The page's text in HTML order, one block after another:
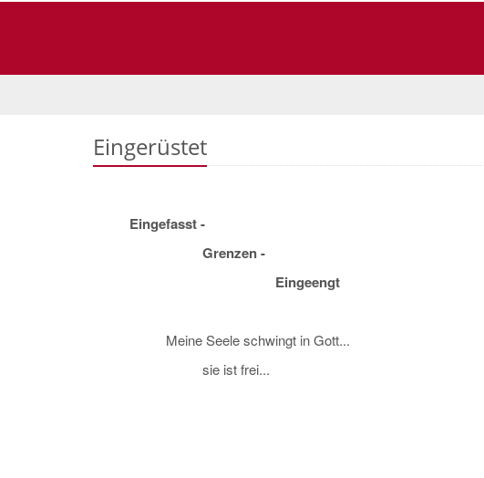
Eingerüstet
Eingefasst -
Grenzen -
Eingeengt
Meine Seele schwingt in Gott...
sie ist frei...